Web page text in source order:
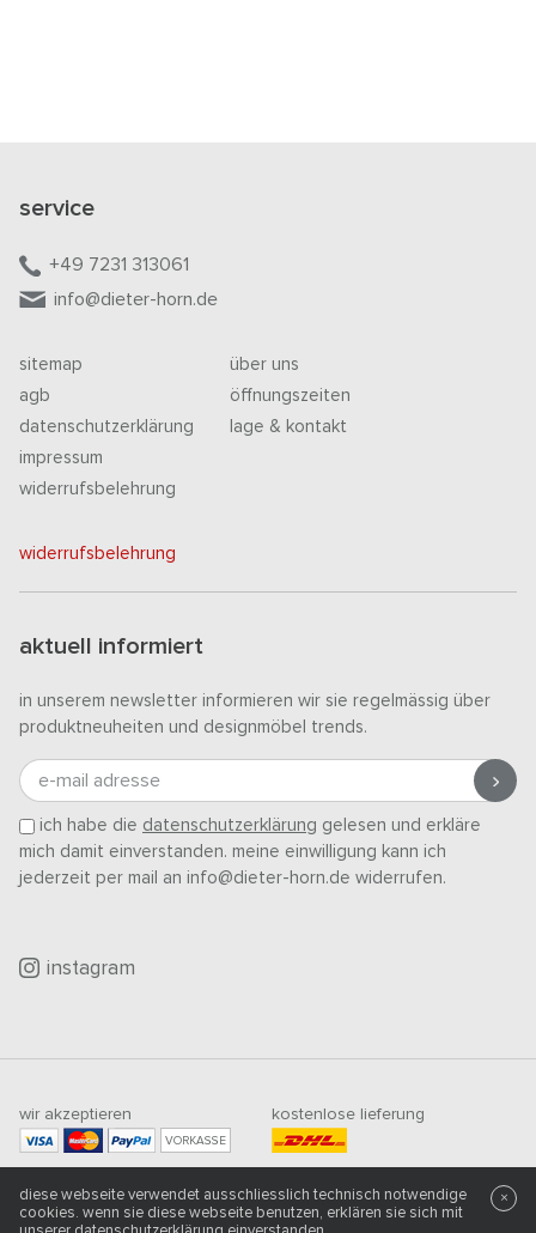
service
+49 7231 313061
info@dieter-horn.de
sitemap
agb
datenschutzerklärung
impressum
widerrufsbelehrung
über uns
öffnungszeiten
lage & kontakt
widerrufsbelehrung
aktuell informiert
in unserem newsletter informieren wir sie regelmässig über
produktneuheiten und designmöbel trends.
e-mail adresse
ich habe die datenschutzerklärung gelesen und erkläre
mich damit einverstanden. meine einwilligung kann ich
jederzeit per mail an info@dieter-horn.de widerrufen.
instagram
wir akzeptieren
VORKASSE
kostenlose lieferung
500CHF
diese webseite verwendet ausschliesslich technisch notwendige
cookies. wenn sie diese webseite benutzen, erklären sie sich mit
×